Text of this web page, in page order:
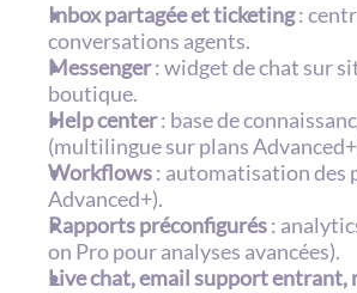
Inbox partagée et ticketing :
conversations agents.
Messenger : widget de chat sur
boutique.
Help center : base de
(multilingue sur plans
Workflows : automatisation des
Advanced+).
Rapports préconfigurés :
on Pro pour analyses avancées).
Live chat, email support entrant,